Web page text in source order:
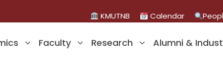
KMUTNB Calendar
Faculty Research Alumni &